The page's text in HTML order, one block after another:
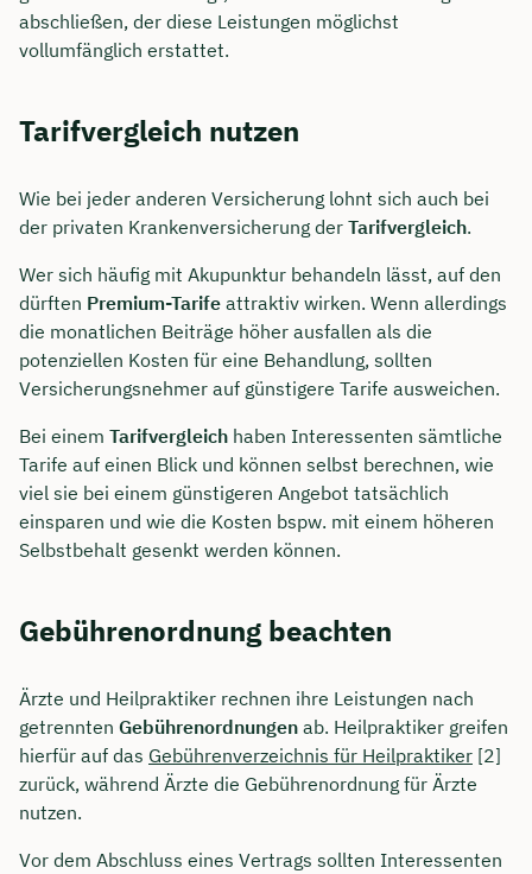
abschließen, der diese Leistungen möglichst
vollumfänglich erstattet.
Tarifvergleich nutzen
Wie bei jeder anderen Versicherung lohnt sich auch bei
der privaten Krankenversicherung der Tarifvergleich.
Wer sich häufig mit Akupunktur behandeln lässt, auf den
dürften Premium-Tarife attraktiv wirken. Wenn allerdings
die monatlichen Beiträge höher ausfallen als die
potenziellen Kosten für eine Behandlung, sollten
Versicherungsnehmer auf günstigere Tarife ausweichen.
Bei einem Tarifvergleich haben Interessenten sämtliche
Tarife auf einen Blick und können selbst berechnen, wie
viel sie bei einem günstigeren Angebot tatsächlich
einsparen und wie die Kosten bspw. mit einem höheren
Selbstbehalt gesenkt werden können.
Gebührenordnung beachten
Ärzte und Heilpraktiker rechnen ihre Leistungen nach
getrennten Gebührenordnungen ab. Heilpraktiker greifen
hierfür auf das Gebührenverzeichnis für Heilpraktiker [2]
zurück, während Ärzte die Gebührenordnung für Ärzte
nutzen.
Vor dem Abschluss eines Vertrags sollten Interessenten
Dauer: ca. 30 Minuten